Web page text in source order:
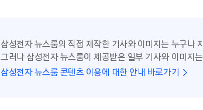
삼성전자 뉴스룸의 직접 제작한 기사와 이미지는 누구나
그러나 삼성전자 뉴스룸이 제공받은 일부 기사와 이미지
삼성전자 뉴스룸 콘텐츠 이용에 대한 안내 바로가기